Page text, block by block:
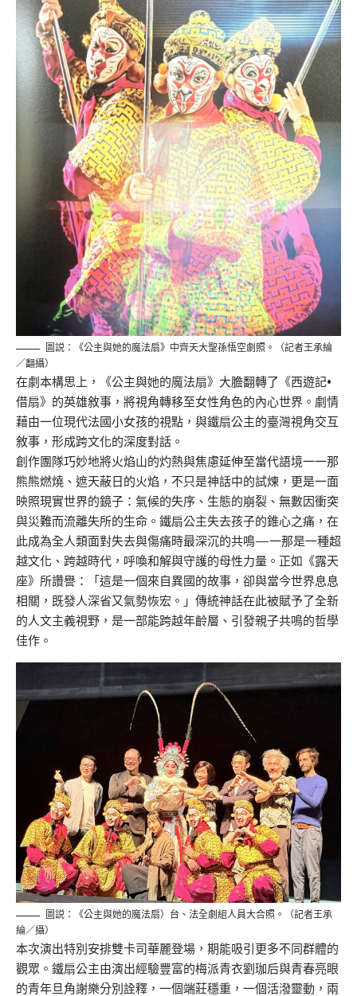
圖説：《公主與她的魔法扇》中齊天大聖孫悟空劇照。（記者王承綸
／翻攝）
在劇本構思上，《公主與她的魔法扇》大膽翻轉了《西遊記•
借扇》的英雄敘事，將視角轉移至女性角色的內心世界。劇情
藉由一位現代法國小女孩的視點，與鐵扇公主的臺灣視角交互
敘事，形成跨文化的深度對話。
創作團隊巧妙地將火焰山的灼熱與焦慮延伸至當代語境一一那
熊熊燃燒、遮天蔽日的火焰，不只是神話中的試煉，更是一面
映照現實世界的鏡子：氣候的失序、生態的崩裂、無數因衝突
與災難而流離失所的生命。鐵扇公主失去孩子的錐心之痛，在
此成為全人類面對失去與傷痛時最深沉的共鳴—一那是一種超
越文化、跨越時代，呼喚和解與守護的母性力量。正如《露天
座》所讚譽：「這是一個來自異國的故事，卻與當今世界息息
相關，既發人深省又氣勢恢宏。」傳統神話在此被賦予了全新
的人文主義視野，是一部能跨越年齡層、引發親子共鳴的哲學
佳作。
圖説：《公主與她的魔法扇）台、法全劇組人員大合照。（記者王承
綸／攝）
本次演出特別安排雙卡司華麗登場，期能吸引更多不同群體的
觀眾。鐵扇公主由演出經驗豐富的梅派青衣劉珈后與青春亮眼
的青年旦角謝樂分別詮釋，一個端莊穩重，一個活潑靈動，兩